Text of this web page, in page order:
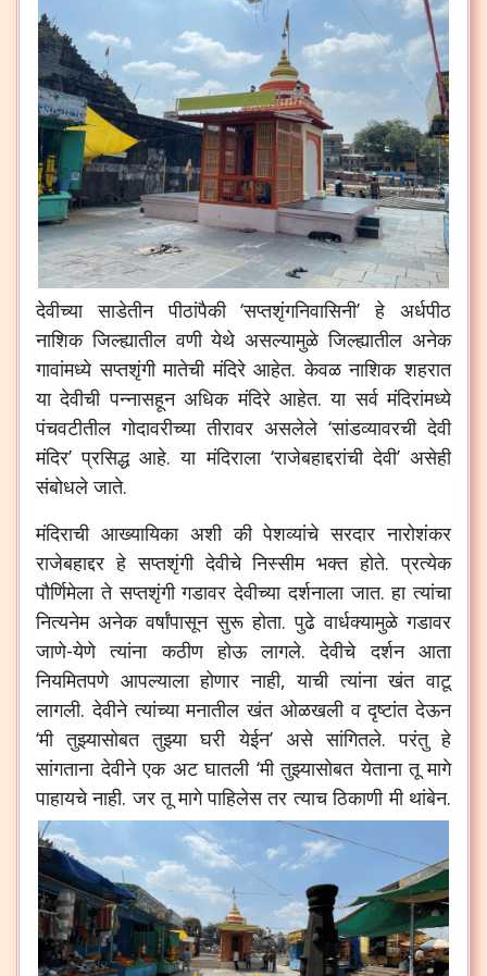
देवीच्या साडेतीन पीठांपैकी ‘सप्तशृंगनिवासिनी’ हे अर्धपीठ
नाशिक जिल्ह्यातील वणी येथे असल्यामुळे जिल्ह्यातील अनेक
गावांमध्ये सप्तशृंगी मातेची मंदिरे आहेत. केवळ नाशिक शहरात
या देवीची पन्नासहून अधिक मंदिरे आहेत. या सर्व मंदिरांमध्ये
पंचवटीतील गोदावरीच्या तीरावर असलेले ‘सांडव्यावरची देवी
मंदिर’ प्रसिद्ध आहे. या मंदिराला ‘राजेबहाद्दरांची देवी’ असेही
संबोधले जाते.
मंदिराची आख्यायिका अशी की पेशव्यांचे सरदार नारोशंकर
राजेबहाद्दर हे सप्तशृंगी देवीचे निस्सीम भक्त होते. प्रत्येक
पौर्णिमेला ते सप्तशृंगी गडावर देवीच्या दर्शनाला जात. हा त्यांचा
नित्यनेम अनेक वर्षांपासून सुरू होता. पुढे वार्धक्यामुळे गडावर
जाणे-येणे त्यांना कठीण होऊ लागले. देवीचे दर्शन आता
नियमितपणे आपल्याला होणार नाही, याची त्यांना खंत वाटू
लागली. देवीने त्यांच्या मनातील खंत ओळखली व दृष्टांत देऊन
‘मी तुझ्यासोबत तुझ्या घरी येईन’ असे सांगितले. परंतु हे
सांगताना देवीने एक अट घातली ‘मी तुझ्यासोबत येताना तू मागे
पाहायचे नाही. जर तू मागे पाहिलेस तर त्याच ठिकाणी मी थांबेन.